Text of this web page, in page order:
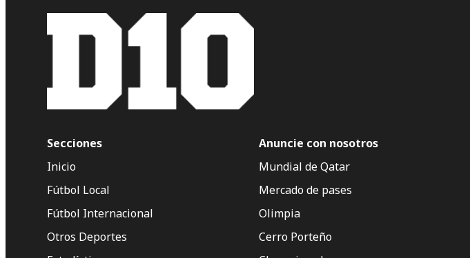
Secciones
Inicio
Fútbol Local
Fútbol Internacional
Otros Deportes
Anuncie con nosotros
Mundial de Qatar
Mercado de pases
Olimpia
Cerro Porteño